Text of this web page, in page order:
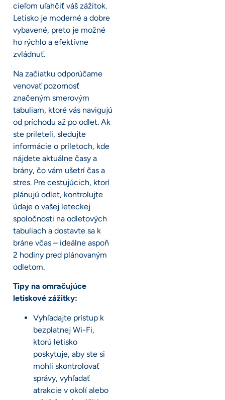
cieľom uľahčiť váš zážitok.
Letisko je moderné a dobre
vybavené, preto je možné
ho rýchlo a efektívne
zvládnuť.
Na začiatku odporúčame
venovať pozornosť
značeným smerovým
tabuliam, ktoré vás navigujú
od príchodu až po odlet. Ak
ste prileteli, sledujte
informácie o príletoch, kde
nájdete aktuálne časy a
brány, čo vám ušetrí čas a
stres. Pre cestujúcich, ktorí
plánujú odlet, kontrolujte
údaje o vašej leteckej
spoločnosti na odletových
tabuliach a dostavte sa k
bráne včas – ideálne aspoň
2 hodiny pred plánovaným
odletom.
Tipy na omračujúce
letiskové zážitky:
Vyhľadajte prístup k
bezplatnej Wi-Fi,
ktorú letisko
poskytuje, aby ste si
mohli skontrolovať
správy, vyhľadať
atrakcie v okolí alebo